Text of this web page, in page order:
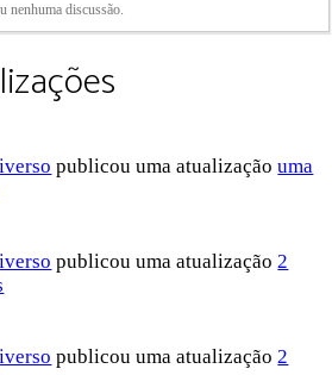
nenhuma discussão.
publicou uma atualizaçãouma
publicou uma atualização2
publicou uma atualização2